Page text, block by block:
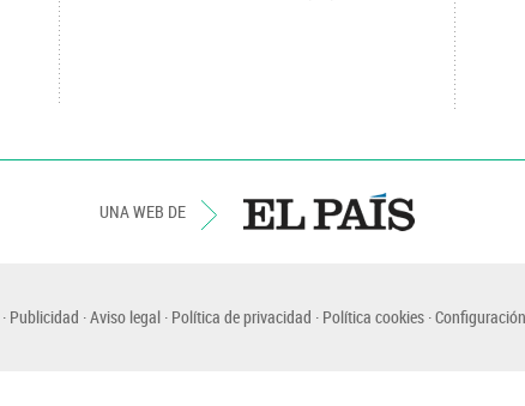
UNA WEB DE
Publicidad Aviso legal Política de privacidad Política cookies